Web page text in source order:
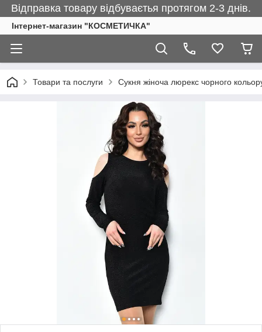
Відправка товару відбуваєтья протягом 2-3 днів.
Інтернет-магазин "КОСМЕТИЧКА"
Товари та послуги Сукня жіноча люрекс чорного